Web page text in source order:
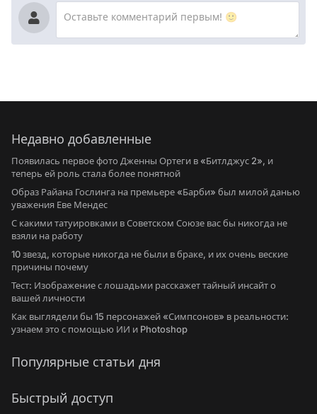
Недавно добавленные
Появилась первое фото Дженны Ортеги в «Битлджус 2», и
теперь ей роль стала более понятной
Образ Райана Гослинга на премьере «Барби» был милой данью
уважения Еве Мендес
С какими татуировками в Советском Союзе вас бы никогда не
взяли на работу
10 звезд, которые никогда не были в браке, и их очень веские
причины почему
Тест: Изображение с лошадьми расскажет тайный инсайт о
вашей личности
Как выглядели бы 15 персонажей «Симпсонов» в реальности:
узнаем это с помощью ИИ и Photoshop
Популярные статьи дня
Быстрый доступ